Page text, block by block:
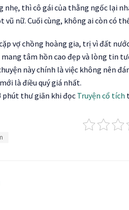
thì cô gái của thằng ngốc lại
nữ. Cuối cùng, không ai còn có
vợ chồng hoàng gia, trị vì đất
tâm hồn cao đẹp và lòng tin
này chính là việc không nên
là điều quý giá nhất.
phút thư giãn khi đọc Truyện cổ tích